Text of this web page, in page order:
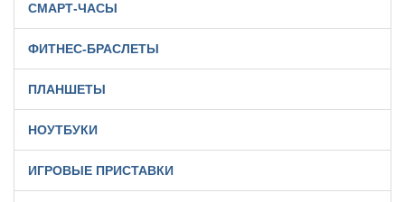
СМАРТ-ЧАСЫ
ФИТНЕС-БРАСЛЕТЫ
ПЛАНШЕТЫ
НОУТБУКИ
ИГРОВЫЕ ПРИСТАВКИ